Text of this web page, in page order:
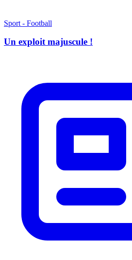
Sport - Football
Un exploit majuscule !